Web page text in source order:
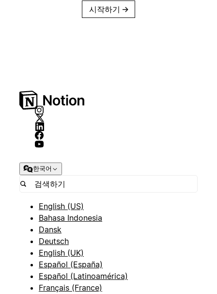
시작하기 →
한국어
English (US)
Bahasa Indonesia
Dansk
Deutsch
English (UK)
Español (España)
Español (Latinoamérica)
Français (France)